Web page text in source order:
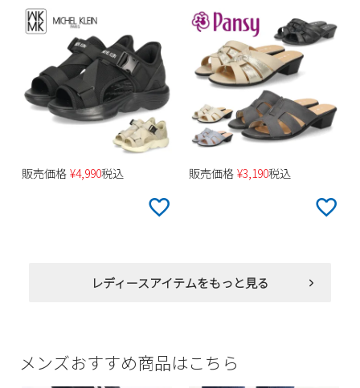
販売価格 ¥4,990税込 販売価格 ¥3,190税込
レディースアイテムをもっと見る
メンズおすすめ商品はこちら